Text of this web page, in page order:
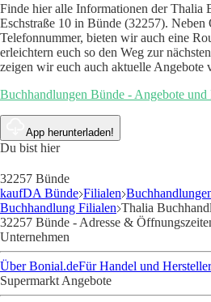
Finde hier alle Informationen der Thalia
Eschstraße 10 in Bünde (32257). Neben
Telefonnummer, bieten wir auch eine
erleichtern euch so den Weg zur
zeigen wir euch auch aktuelle Angebote
Buchhandlungen Bünde - Angebote und
App herunterladen!
Du bist hier
32257 Bünde
kaufDA Bünde Filialen
Buchhandlung Filialen Thalia
32257 Bünde - Adresse &
Unternehmen
Über Bonial.deFür Handel und Hersteller
Supermarkt Angebote